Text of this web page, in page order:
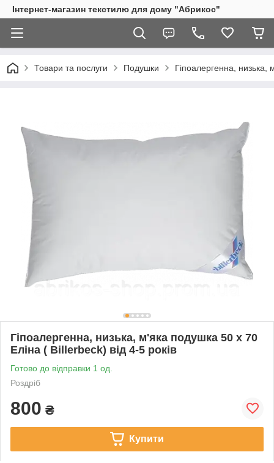
Інтернет-магазин текстилю для дому "Абрикос"
Товари та послуги Подушки Гіпоалергенна, низька,
Гіпоалергенна, низька, м'яка подушка 50 х 70
Еліна ( Billerbeck) від 4-5 років
Готово до відправки 1 од.
Роздріб
800 ₴
Купити